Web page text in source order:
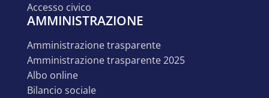
accesso civico
AMMINISTRAZIONE
amministrazione trasparente
amministrazione trasparente 2025
albo online
bilancio sociale